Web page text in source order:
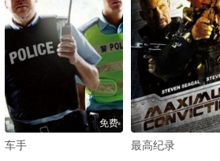
免费
车手 最高纪录